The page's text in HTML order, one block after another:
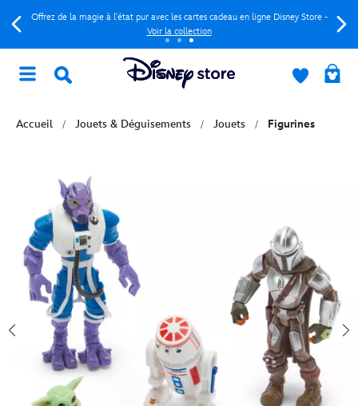
Offrez de la magie à l'état pur avec les cartes cadeau en ligne Disney Store -
Voir la collection
Accueil Jouets & Déguisements Jouets Figurines